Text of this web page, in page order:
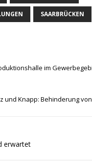
SAARBRÜCKEN
im
und Knapp: Behinderung